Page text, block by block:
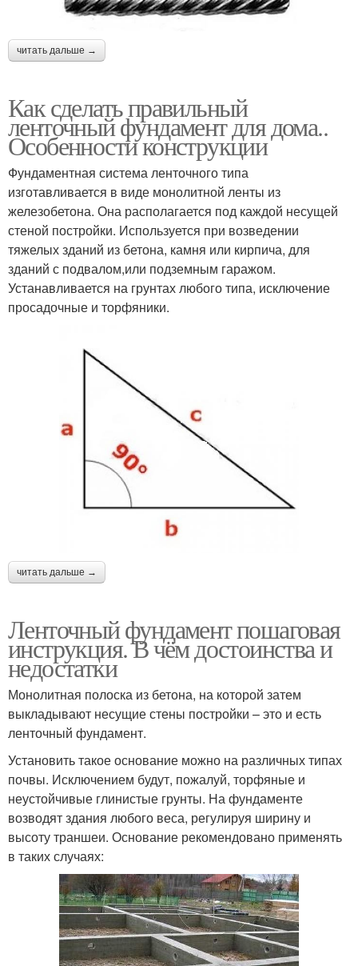
читать дальше →
Как сделать правильный
ленточный фундамент для дома..
Особенности конструкции
Фундаментная система ленточного типа
изготавливается в виде монолитной ленты из
железобетона. Она располагается под каждой несущей
стеной постройки. Используется при возведении
тяжелых зданий из бетона, камня или кирпича, для
зданий с подвалом,или подземным гаражом.
Устанавливается на грунтах любого типа, исключение
просадочные и торфяники.
читать дальше →
Ленточный фундамент пошаговая
инструкция. В чём достоинства и
недостатки
Монолитная полоска из бетона, на которой затем
выкладывают несущие стены постройки – это и есть
ленточный фундамент.
Установить такое основание можно на различных типах
почвы. Исключением будут, пожалуй, торфяные и
неустойчивые глинистые грунты. На фундаменте
возводят здания любого веса, регулируя ширину и
высоту траншеи. Основание рекомендовано применять
в таких случаях: